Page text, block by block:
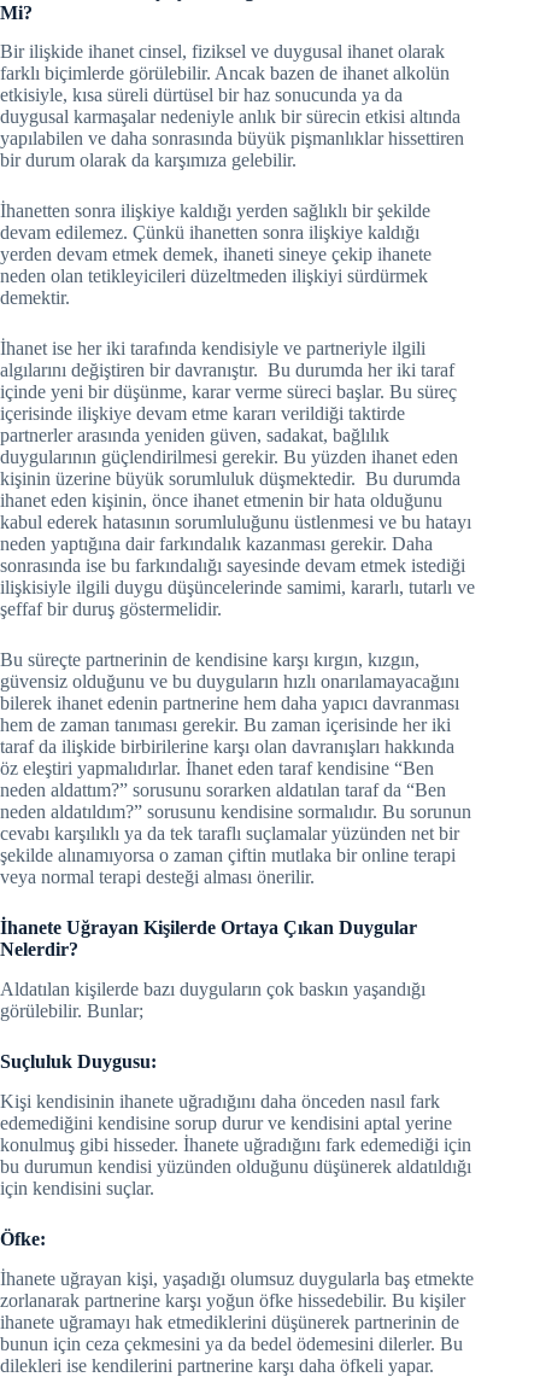
Mi?
Bir ilişkide ihanet cinsel, fiziksel ve duygusal ihanet olarak
farklı biçimlerde görülebilir. Ancak bazen de ihanet alkolün
etkisiyle, kısa süreli dürtüsel bir haz sonucunda ya da
duygusal karmaşalar nedeniyle anlık bir sürecin etkisi altında
yapılabilen ve daha sonrasında büyük pişmanlıklar hissettiren
bir durum olarak da karşımıza gelebilir.
İhanetten sonra ilişkiye kaldığı yerden sağlıklı bir şekilde
devam edilemez. Çünkü ihanetten sonra ilişkiye kaldığı
yerden devam etmek demek, ihaneti sineye çekip ihanete
neden olan tetikleyicileri düzeltmeden ilişkiyi sürdürmek
demektir.
İhanet ise her iki tarafında kendisiyle ve partneriyle ilgili
algılarını değiştiren bir davranıştır. Bu durumda her iki taraf
içinde yeni bir düşünme, karar verme süreci başlar. Bu süreç
içerisinde ilişkiye devam etme kararı verildiği taktirde
partnerler arasında yeniden güven, sadakat, bağlılık
duygularının güçlendirilmesi gerekir. Bu yüzden ihanet eden
kişinin üzerine büyük sorumluluk düşmektedir. Bu durumda
ihanet eden kişinin, önce ihanet etmenin bir hata olduğunu
kabul ederek hatasının sorumluluğunu üstlenmesi ve bu hatayı
neden yaptığına dair farkındalık kazanması gerekir. Daha
sonrasında ise bu farkındalığı sayesinde devam etmek istediği
ilişkisiyle ilgili duygu düşüncelerinde samimi, kararlı, tutarlı ve
şeffaf bir duruş göstermelidir.
Bu süreçte partnerinin de kendisine karşı kırgın, kızgın,
güvensiz olduğunu ve bu duyguların hızlı onarılamayacağını
bilerek ihanet edenin partnerine hem daha yapıcı davranması
hem de zaman tanıması gerekir. Bu zaman içerisinde her iki
taraf da ilişkide birbirilerine karşı olan davranışları hakkında
öz eleştiri yapmalıdırlar. İhanet eden taraf kendisine “Ben
neden aldattım?” sorusunu sorarken aldatılan taraf da “Ben
neden aldatıldım?” sorusunu kendisine sormalıdır. Bu sorunun
cevabı karşılıklı ya da tek taraflı suçlamalar yüzünden net bir
şekilde alınamıyorsa o zaman çiftin mutlaka bir online terapi
veya normal terapi desteği alması önerilir.
İhanete Uğrayan Kişilerde Ortaya Çıkan Duygular
Nelerdir?
Aldatılan kişilerde bazı duyguların çok baskın yaşandığı
görülebilir. Bunlar;
Suçluluk Duygusu:
Kişi kendisinin ihanete uğradığını daha önceden nasıl fark
edemediğini kendisine sorup durur ve kendisini aptal yerine
konulmuş gibi hisseder. İhanete uğradığını fark edemediği için
bu durumun kendisi yüzünden olduğunu düşünerek aldatıldığı
için kendisini suçlar.
Öfke:
İhanete uğrayan kişi, yaşadığı olumsuz duygularla baş etmekte
zorlanarak partnerine karşı yoğun öfke hissedebilir. Bu kişiler
ihanete uğramayı hak etmediklerini düşünerek partnerinin de
bunun için ceza çekmesini ya da bedel ödemesini dilerler. Bu
dilekleri ise kendilerini partnerine karşı daha öfkeli yapar.